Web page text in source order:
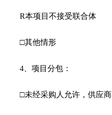
R本项目不接受联合体
□其他情形
4、项目分包：
□未经采购人允许，供应